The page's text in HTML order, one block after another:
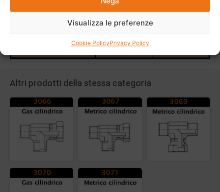
Visualizza le preferenze
Cookie PolicyPrivacy Policy
Altri prodotti della stessa categoria